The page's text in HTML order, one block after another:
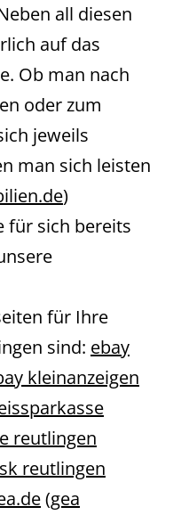
all diesen
auf das
Ob man nach
oder zum
jeweils
man sich leisten
)
für sich bereits
für Ihre
sind: ebay
kleinanzeigen
reutlingen
reutlingen
(gea